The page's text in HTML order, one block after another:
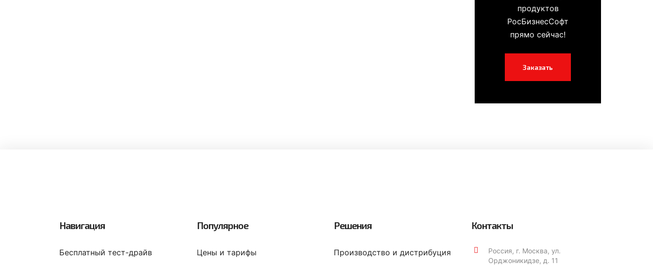
продуктов
РосБизнесСофт
прямо сейчас!
Заказать
Навигация
Бесплатный тест-драйв
Популярное
Цены и тарифы
Решения
Производство и дистрибуция
Контакты
Россия, г. Москва, ул.
Орджоникидзе, д. 11